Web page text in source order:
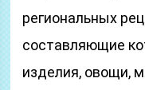
региональных
составляющие
изделия, овощи,